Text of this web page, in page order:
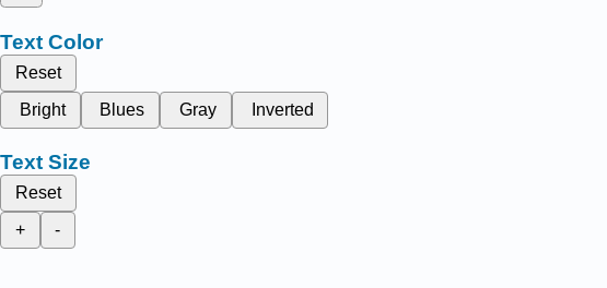
Text Color
Reset
Bright
Blues Gray Inverted
Text Size
Reset
+
-